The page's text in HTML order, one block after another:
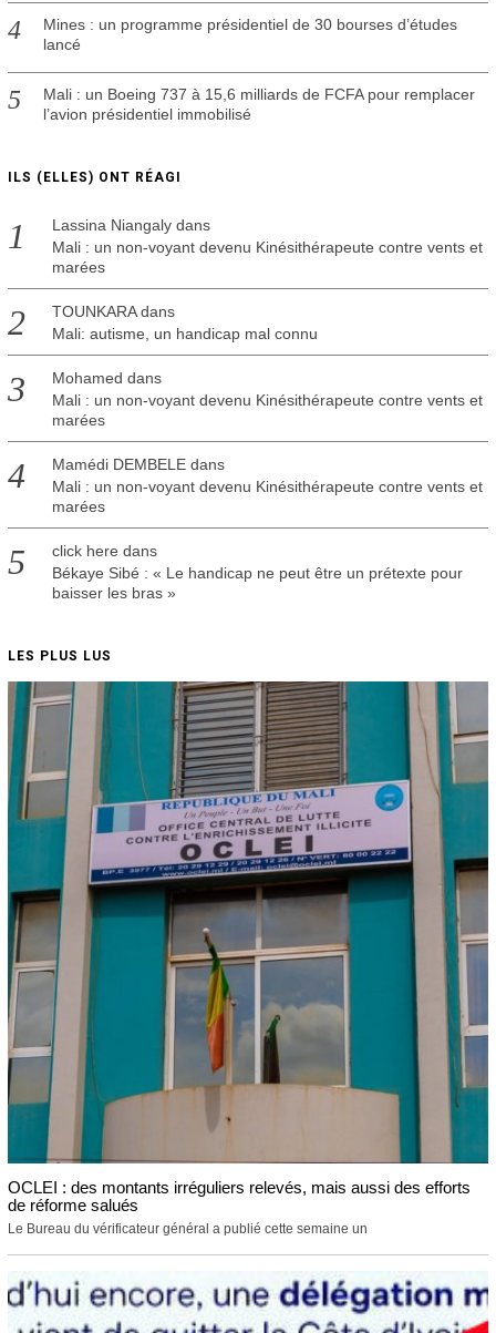
Mines : un programme présidentiel de 30 bourses d’études
lancé
Mali : un Boeing 737 à 15,6 milliards de FCFA pour remplacer
l’avion présidentiel immobilisé
ILS (ELLES) ONT RÉAGI
Lassina Niangalydans
Mali : un non-voyant devenu Kinésithérapeute contre vents et
marées
TOUNKARAdans
Mali: autisme, un handicap mal connu
Mohamed dans
Mali : un non-voyant devenu Kinésithérapeute contre vents et
marées
Mamédi DEMBELEdans
Mali : un non-voyant devenu Kinésithérapeute contre vents et
marées
click here dans
Békaye Sibé : « Le handicap ne peut être un prétexte pour
baisser les bras »
LES PLUS LUS
OCLEI : des montants irréguliers relevés, mais aussi des efforts
de réforme salués
Le Bureau du vérificateur général a publié cette semaine un